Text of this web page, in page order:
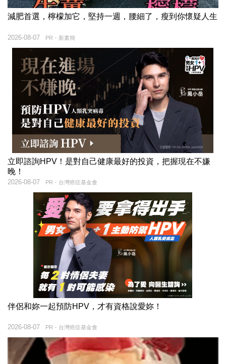
減肥首選，檸檬加它，堅持一週，腰細了，瘦到你懷疑人生
PR・新素簡
2026-08-07
立即諮詢HPV！是對自己健康最好的投資，把握現在不嫌
晚！
PR・台灣癌症基金會
2026-08-07
伴侶和妳一起預防HPV，才有資格說愛妳！
PR・台灣癌症基金會
2026-08-07